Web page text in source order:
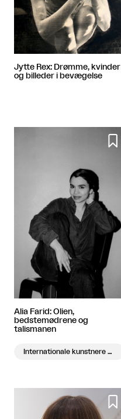
Jytte Rex: Drømme, kvinder
og billeder i bevægelse

Alia Farid: Olien,
bedstemødrene og
talismanen
Internationale kunstnere på besøg
